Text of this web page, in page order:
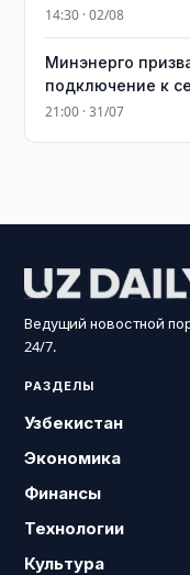
14:30 · 02/08
Минэнерго
подключение к
21:00 · 31/07
Ведущий новостной
24/7.
РАЗДЕЛЫ
Узбекистан
Экономика
Финансы
Технологии
Культура